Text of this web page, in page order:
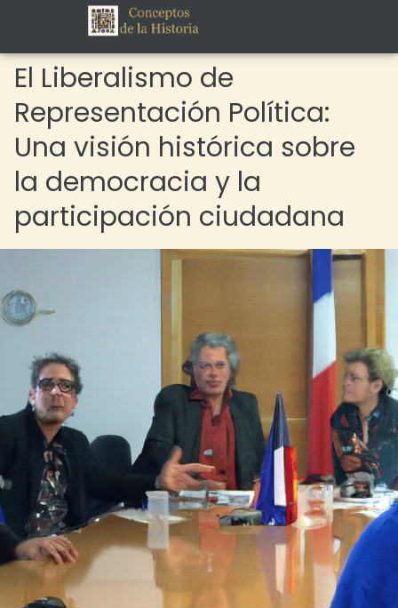
El Liberalismo de
Representación Política:
Una visión histórica sobre
la democracia y la
participación ciudadana